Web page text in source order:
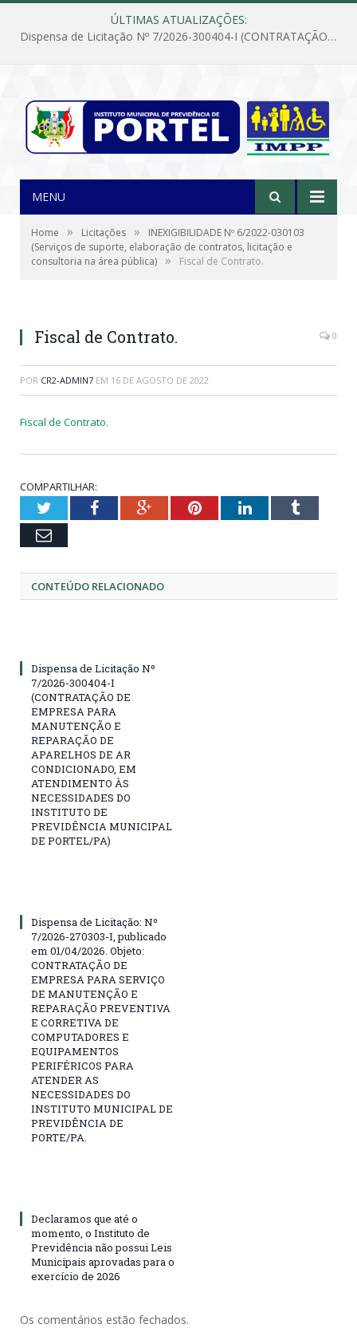
ÚLTIMAS ATUALIZAÇÕES:
Dispensa de Licitação Nº 7/2026-300404-I (CONTRATAÇÃO DE EMPRESA PARA MANUTENÇÃO E REPARAÇÃO DE APARELHOS DE AR CONDICIONADO, EM ATENDIMENTO ÀS NECESSIDADES DO INSTITUTO DE PREVIDÊNCIA MUNICIPAL DE PORTEL/PA)
MENU
Home » Licitações »
INEXIGIBILIDADE Nº 6/2022-030103
(Serviços de suporte, elaboração de contratos, licitação e
consultoria na área pública) » Fiscal de Contrato.
Fiscal de Contrato. 0
POR CR2-ADMIN7 EM 16 DE AGOSTO DE 2022
Fiscal de Contrato.
COMPARTILHAR:
TwitterFacebookGoogle+PinterestLinkedInTumblr
Email
CONTEÚDO RELACIONADO
Dispensa de Licitação Nº
7/2026-300404-I
(CONTRATAÇÃO DE
EMPRESA PARA
MANUTENÇÃO E
REPARAÇÃO DE
APARELHOS DE AR
CONDICIONADO, EM
ATENDIMENTO ÀS
NECESSIDADES DO
INSTITUTO DE
PREVIDÊNCIA MUNICIPAL
DE PORTEL/PA)
Dispensa de Licitação: Nº
7/2026-270303-I, publicado
em 01/04/2026. Objeto:
CONTRATAÇÃO DE
EMPRESA PARA SERVIÇO
DE MANUTENÇÃO E
REPARAÇÃO PREVENTIVA
E CORRETIVA DE
COMPUTADORES E
EQUIPAMENTOS
PERIFÉRICOS PARA
ATENDER AS
NECESSIDADES DO
INSTITUTO MUNICIPAL DE
PREVIDÊNCIA DE
PORTE/PA.
Declaramos que até o
momento, o Instituto de
Previdência não possui Leis
Municipais aprovadas para o
exercício de 2026
Os comentários estão fechados.